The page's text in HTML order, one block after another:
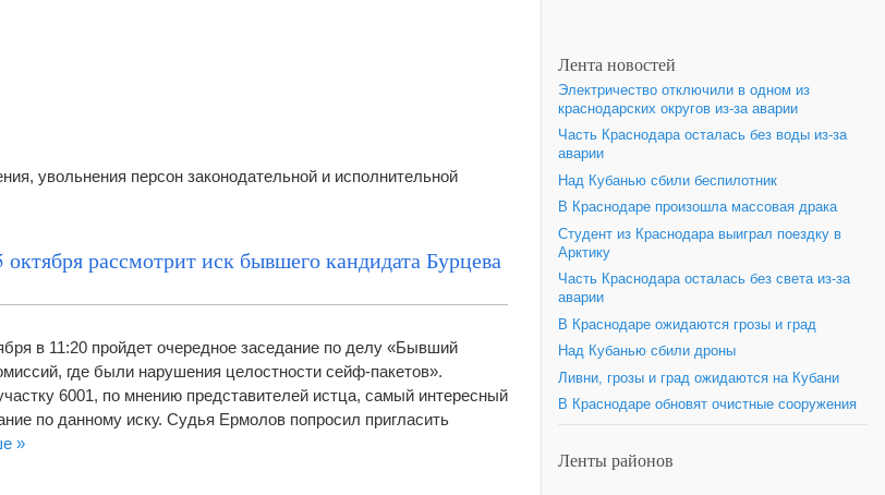
увольнения персон законодательной и исполнительной
рассмотрит иск бывшего кандидата Бурцева
в 11:20 пройдет очередное заседание по делу «Бывший
где были нарушения целостности сейф-пакетов».
6001, по мнению представителей истца, самый интересный
по данному иску. Судья Ермолов попросил пригласить
»
Лента новостей
Электричество отключили в одном из
краснодарских округов из-за аварии
Часть Краснодара осталась без воды из-за
аварии
Над Кубанью сбили беспилотник
В Краснодаре произошла массовая драка
Студент из Краснодара выиграл поездку в
Арктику
Часть Краснодара осталась без света из-за
аварии
В Краснодаре ожидаются грозы и град
Над Кубанью сбили дроны
Ливни, грозы и град ожидаются на Кубани
В Краснодаре обновят очистные сооружения
Ленты районов